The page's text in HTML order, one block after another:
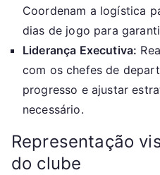
Coordenam a logística
dias de jogo para
Liderança Executiva:
com os chefes de
progresso e ajustar
necessário.
Representação
do clube